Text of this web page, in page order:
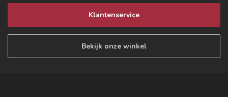
Klantenservice
Bekijk onze winkel